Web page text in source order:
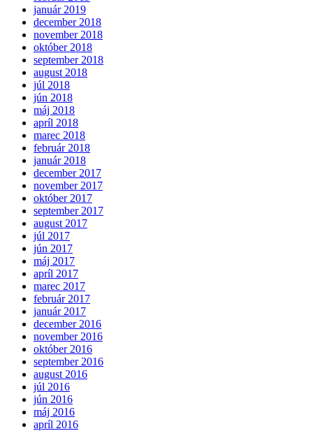
január 2019
december 2018
november 2018
október 2018
september 2018
august 2018
júl 2018
jún 2018
máj 2018
apríl 2018
marec 2018
február 2018
január 2018
december 2017
november 2017
október 2017
september 2017
august 2017
júl 2017
jún 2017
máj 2017
apríl 2017
marec 2017
február 2017
január 2017
december 2016
november 2016
október 2016
september 2016
august 2016
júl 2016
jún 2016
máj 2016
apríl 2016